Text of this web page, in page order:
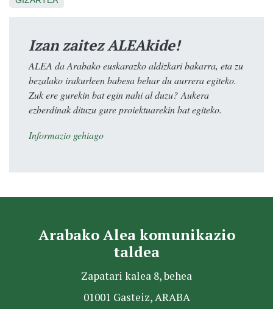
Izan zaitez ALEAkide!
ALEA da Arabako euskarazko aldizkari bakarra, eta zu
bezalako irakurleen babesa behar du aurrera egiteko.
Zuk ere gurekin bat egin nahi al duzu? Aukera
ezberdinak dituzu gure proiektuarekin bat egiteko.
Informazio gehiago
Arabako Alea komunikazio
taldea
Zapatari kalea 8, behea
01001 Gasteiz, ARABA